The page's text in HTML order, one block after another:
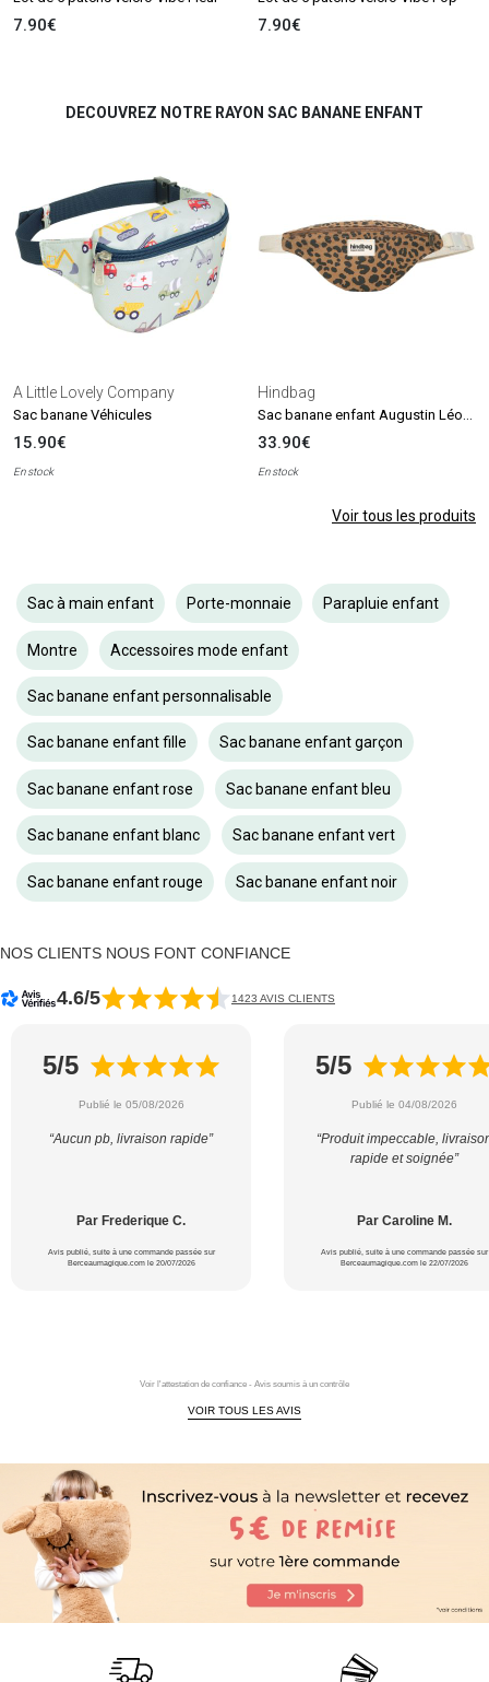
7.90€ 7.90€
DECOUVREZ NOTRE RAYON SAC BANANE ENFANT
A Little Lovely Company
Sac banane Véhicules
15.90€
En stock
Hindbag
33.90€
En stock
Voir tous les produits
Sac à main enfant Porte-monnaie Parapluie enfant
Montre Accessoires mode enfant
Sac banane enfant personnalisable
Sac banane enfant fille Sac banane enfant garçon
Sac banane enfant rose Sac banane enfant bleu
Sac banane enfant blanc Sac banane enfant vert
Sac banane enfant rouge Sac banane enfant noir
NOS CLIENTS NOUS FONT CONFIANCE
4.6/5 1423 AVIS CLIENTS
5/5
Publié le 05/08/2026
“Aucun pb, livraison rapide”
Par Frederique C.
Avis publié, suite à une commande passée sur
Berceaumagique.com le 20/07/2026
5/5
Publié le 04/08/2026
“Produit impeccable,
rapide et soignée”
Par Caroline M.
Avis publié, suite à une commande passée sur
Berceaumagique.com le 22/07/2026
Voir l'attestation de confiance - Avis soumis à un contrôle
VOIR TOUS LES AVIS